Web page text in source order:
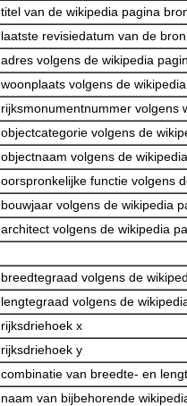
titel van de wikipedia pagina
laatste revisiedatum van de
adres volgens de wikipedia
woonplaats volgens de
rijksmonumentnummer volgens
objectcategorie volgens de
objectnaam volgens de
oorspronkelijke functie volgens
bouwjaar volgens de wikipedia
architect volgens de wikipedia
breedtegraad volgens de
lengtegraad volgens de
rijksdriehoek x
rijksdriehoek y
combinatie van breedte- en
naam van bijbehorende